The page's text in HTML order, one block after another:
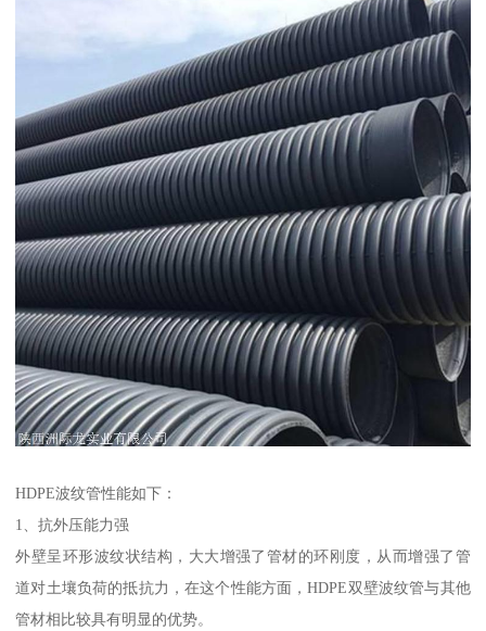
HDPE波纹管性能如下：
1、抗外压能力强
外壁呈环形波纹状结构，大大增强了管材的环刚度，从而增强了管
道对土壤负荷的抵抗力，在这个性能方面，HDPE双壁波纹管与其他
管材相比较具有明显的优势。